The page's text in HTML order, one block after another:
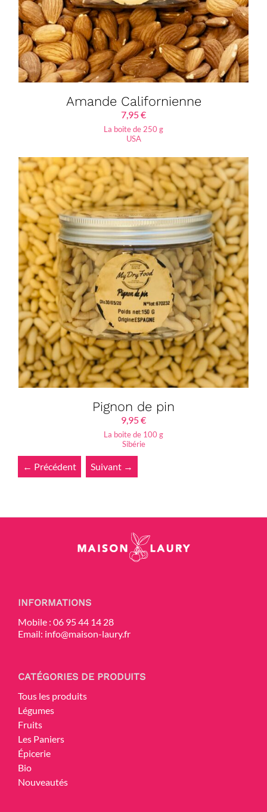
Amande Californienne
7,95€
La boite de 250 g
USA
Pignon de pin
9,95€
La boite de 100 g
Sibérie
← Précédent Suivant →
INFORMATIONS
Mobile : 06 95 44 14 28
Email: info@maison-laury.fr
CATÉGORIES DE PRODUITS
Tous les produits
Légumes
Fruits
Les Paniers
Épicerie
Bio
Nouveautés